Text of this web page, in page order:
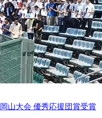
山大会 優秀応援団賞受賞